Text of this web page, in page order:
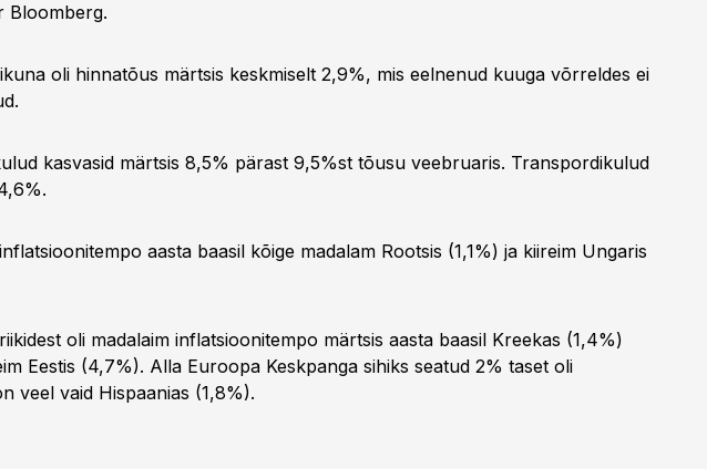
Bloomberg.
oli hinnatõus märtsis keskmiselt 2,9%, mis eelnenud kuuga võrreldes ei
kasvasid märtsis 8,5% pärast 9,5%st tõusu veebruaris. Transpordikulud
aasta baasil kõige madalam Rootsis (1,1%) ja kiireim Ungaris
oli madalaim inflatsioonitempo märtsis aasta baasil Kreekas (1,4%)
Eestis (4,7%). Alla Euroopa Keskpanga sihiks seatud 2% taset oli
veel vaid Hispaanias (1,8%).